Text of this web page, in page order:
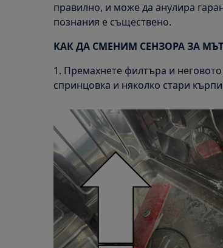
правилно, и може да анулира
познания е съществено.
КАК ДА СМЕНИМ СЕНЗОРА ЗА
1. Премахнете филтъра и
спринцовка и няколко стари